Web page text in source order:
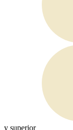
y superior